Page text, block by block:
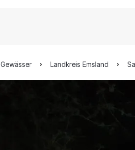
Gewässer Landkreis Emsland